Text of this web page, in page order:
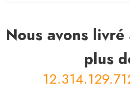
Nous avons livré
plus